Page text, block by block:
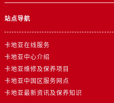
站点导航
卡地亚在线服务
卡地亚中心介绍
卡地亚维修及保养项目
卡地亚中国区服务网点
卡地亚最新资讯及保养知识